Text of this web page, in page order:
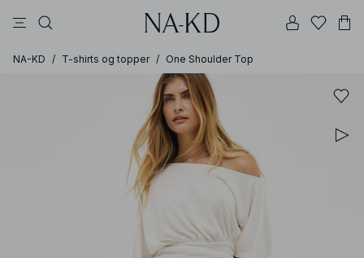
NA-KD / T-shirts og topper / One Shoulder Top